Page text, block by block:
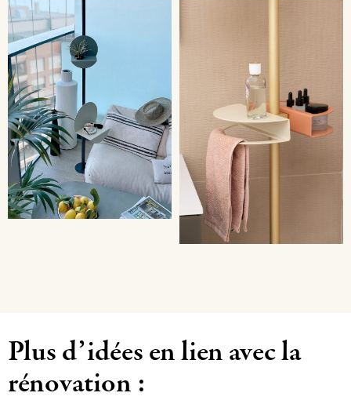
Plus d’idées en lien avec la
rénovation :